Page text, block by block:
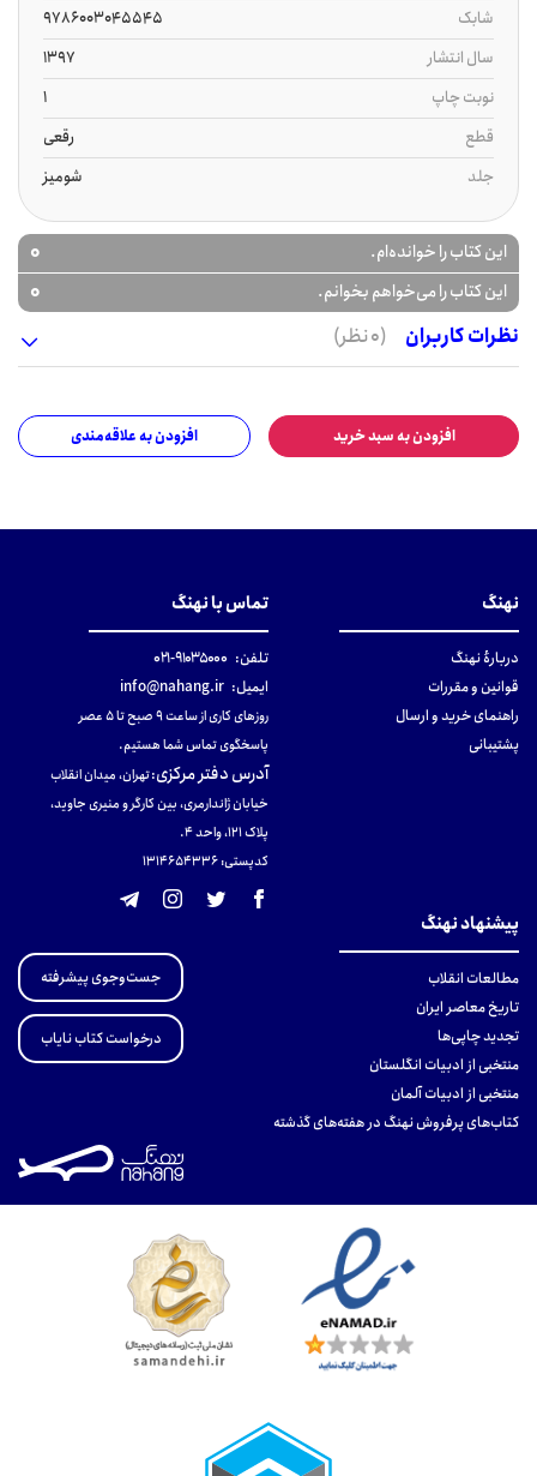
شابک
9786003045545
سال انتشار
1397
نوبت چاپ
1
قطع
رقعی
جلد
شومیز
این کتاب را خوانده‌ام. 0
این کتاب را می‌خواهم بخوانم.
0
نظرات کاربران
(0 نظر)
افزودن به سبد خرید افزودن به علاقه‌مندی
نهنگ
دربارهٔ نهنگ
قوانین و مقررات
راهنمای خرید و ارسال
پشتیبانی
تماس با نهنگ
تلفن: ۹۱۰۳۵۰۰۰-۰۲۱
ایمیل: info@nahang.ir
روزهای کاری از ساعت ۹ صبح تا ۵ عصر
پاسخگوی تماس شما هستیم.
آدرس دفتر مرکزی:تهران، میدان انقلاب
خیابان ژاندارمری، بین کارگر و منیری جاوید،
پلاک 121، واحد ۴.
کدپستی: 131465433۶
پیشنهاد نهنگ
مطالعات انقلاب
تاریخ معاصر ایران
تجدید چاپی‌ها
منتخبی از ادبیات انگلستان
منتخبی از ادبیات آلمان
کتاب‌های پرفروش نهنگ در هفته‌های گذشته
جست‌وجوی پیشرفته
درخواست کتاب نایاب